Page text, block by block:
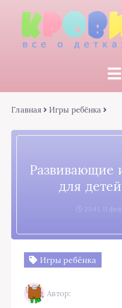
Главная Игры ребёнка
Развивающие
для
23:41, 11
Игры ребёнка
Автор: